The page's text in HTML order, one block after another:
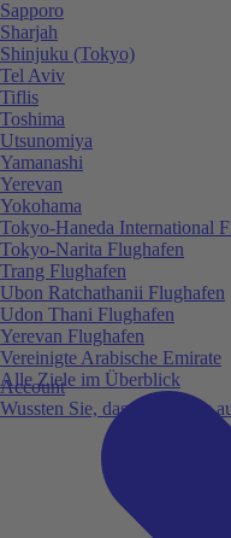
Account
Wussten Sie, dass Sie vieles
Sapporo
Sharjah
Shinjuku (Tokyo)
Tel Aviv
Tiflis
Toshima
Utsunomiya
Yamanashi
Yerevan
Yokohama
Tokyo-Haneda International
Tokyo-Narita Flughafen
Trang Flughafen
Ubon Ratchathanii Flughafen
Udon Thani Flughafen
Yerevan Flughafen
Vereinigte Arabische Emirate
Alle Ziele im Überblick